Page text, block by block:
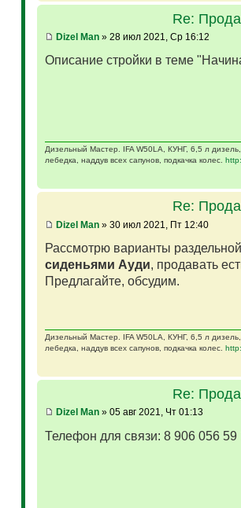
Re:
Dizel Man» 28 июл 2021, Ср 16:12
Описание стройки в теме
Дизельный Мастер. IFA W50LA, КУНГ, 6,5 л
лебедка, наддув всех сапунов, подкачка колес.
Re:
Dizel Man» 30 июл 2021, Пт 12:40
Рассмотрю варианты
сиденьями Ауди, продавать
Предлагайте, обсудим.
Дизельный Мастер. IFA W50LA, КУНГ, 6,5 л
лебедка, наддув всех сапунов, подкачка колес.
Re:
Dizel Man» 05 авг 2021, Чт 01:13
Телефон для связи: 8 906 056 59